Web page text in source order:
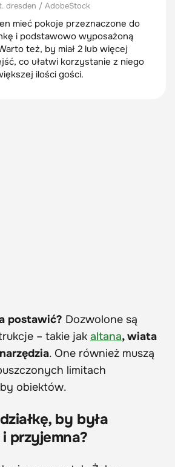
dresden / AdobeStock
mieć pokoje przeznaczone do
i podstawowo wyposażoną
też, by miał 2 lub więcej
co ułatwi korzystanie z niego
ilości gości.
postawić? Dozwolone są
– takie jak altana, wiata
. One również muszą
limitach
obiektów.
by była
przyjemna?